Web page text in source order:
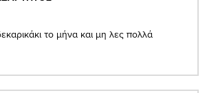
το μήνα και μη λες πολλά